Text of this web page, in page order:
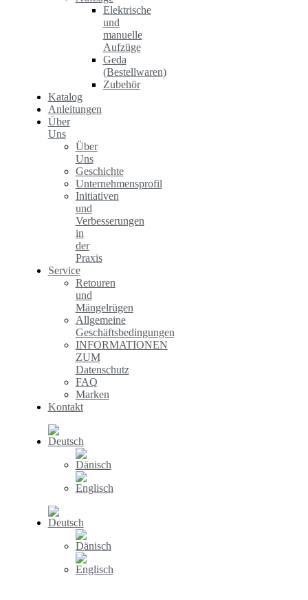
Elektrische
und
manuelle
Aufzüge
Geda
(Bestellwaren)
Zubehör
Katalog
Anleitungen
Über
Uns
Über
Uns
Geschichte
Unternehmensprofil
Initiativen
und
Verbesserungen
in
der
Praxis
Service
Retouren
und
Mängelrügen
Allgemeine
Geschäftsbedingungen
INFORMATIONEN
ZUM
Datenschutz
FAQ
Marken
Kontakt